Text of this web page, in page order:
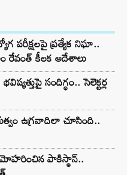
పరీక్షలపై ప్రత్యేక నిఘా..
రేవంత్ కీలక ఆదేశాలు
సందిగ్ధం.. సెలెక్టర్ల
ఉగ్రవాదిలా చూసింది..
మోహరించిన పాకిస్థాన్..